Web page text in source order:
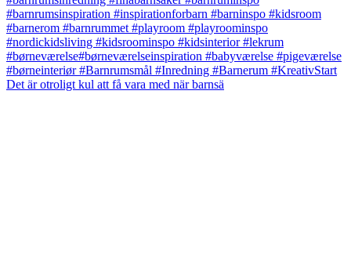
Det är otroligt kul att få vara med när barnsä